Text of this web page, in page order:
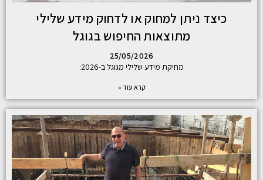
כיצד ניתן למחוק או לדחוק מידע שלילי
מתוצאות החיפוש בגוגל
25/05/2026
מחיקת מידע שלילי מגוגל ב-2026:
קרא עוד »